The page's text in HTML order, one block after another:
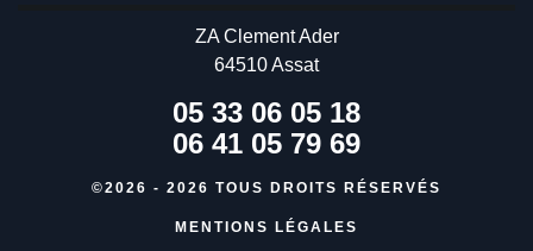
ZA Clement Ader
64510 Assat
05 33 06 05 18
06 41 05 79 69
©2026 - 2026 TOUS DROITS RÉSERVÉS
MENTIONS LÉGALES